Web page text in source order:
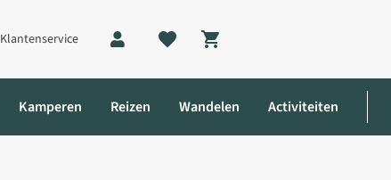
Klantenservice
Shopping cart
Kamperen Reizen Wandelen Activiteiten